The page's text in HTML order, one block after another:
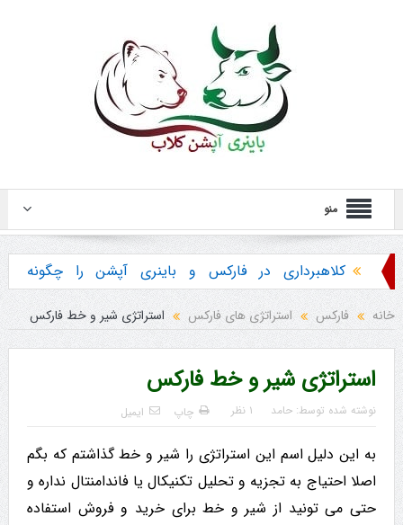
منو
کلاهبرداری در فارکس و باینری آپشن را چگونه
تشخیص دهیم ؟
هشدار در مورد خرید استراتژی ها و پکیج آموزش
باینری آپشن
خانه فارکس استراتژی های فارکس استراتژی شیر و خط فارکس
استراتژی شیر و خط فارکس
نوشته شده توسط: حامد ۱ نظر چاپ ایمیل
به این دلیل اسم این استراتژی را شیر و خط گذاشتم که بگم
اصلا احتیاج به تجزیه و تحلیل تکنیکال یا فاندامنتال نداره و
حتی می تونید از شیر و خط برای خرید و فروش استفاده